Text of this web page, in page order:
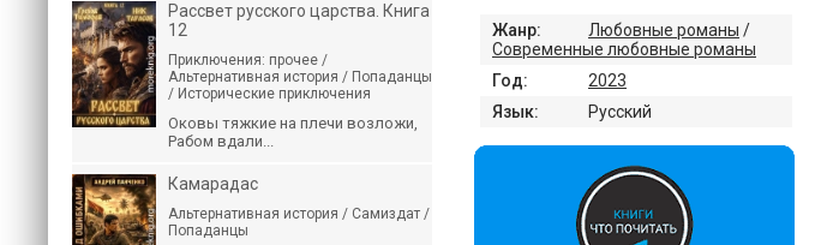
Жанр: Любовные романы /
Современные любовные романы
Год:
2023
Язык:
Русский
Рассвет русского царства. Книга
12
Приключения: прочее /
Альтернативная история / Попаданцы
/ Исторические приключения
Оковы тяжкие на плечи возложи,
Рабом вдали...
Камарадас
Альтернативная история / Самиздат /
Попаданцы